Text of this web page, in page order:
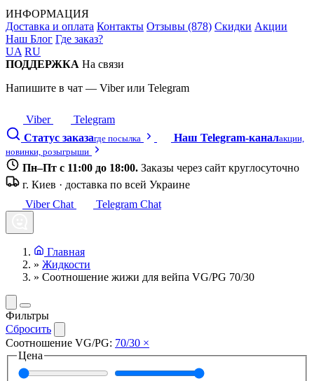
ИНФОРМАЦИЯ
Доставка и оплата Контакты Отзывы (878) Скидки Акции
Наш Блог Где заказ?
UA RU
ПОДДЕРЖКА На связи
Напишите в чат — Viber или Telegram
Viber
Telegram
Статус заказагде посылка Наш Telegram-каналакции,
новинки, розыгрыши
Пн–Пт с 11:00 до 18:00. Заказы через сайт круглосуточно
г. Киев · доставка по всей Украине
Viber Chat
Telegram Chat
Главная
» Жидкости
» Соотношение жижи для вейпа VG/PG 70/30
Фильтры
Сбросить
Соотношение VG/PG: 70/30 ×
Цена